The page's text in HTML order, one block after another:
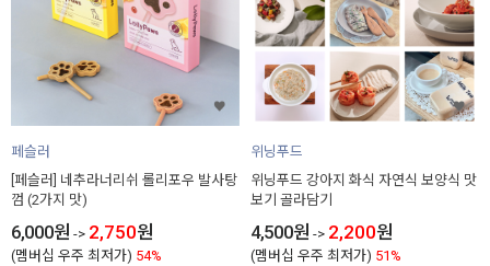
페슬러
[페슬러] 네추라너리쉬 롤리포우 발사탕
껌 (2가지 맛)
6,000원 -> 2,750원
(멤버십 우주 최저가) 54%
위닝푸드
위닝푸드 강아지 화식 자연식 보양식 맛
보기 골라담기
4,500원 -> 2,200원
(멤버십 우주 최저가) 51%